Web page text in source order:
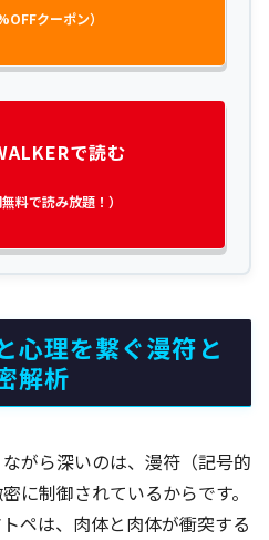
クーポン）
で読む
料で読み放題！）
心理を繋ぐ漫符と
解析
がら深いのは、漫符（記号的
に制御されているからです。
ペは、肉体と肉体が衝突する